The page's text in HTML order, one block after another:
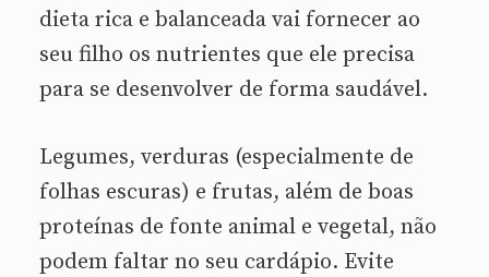
dieta rica e balanceada vai fornecer ao
seu filho os nutrientes que ele precisa
para se desenvolver de forma saudável.
Legumes, verduras (especialmente de
folhas escuras) e frutas, além de boas
proteínas de fonte animal e vegetal, não
podem faltar no seu cardápio. Evite